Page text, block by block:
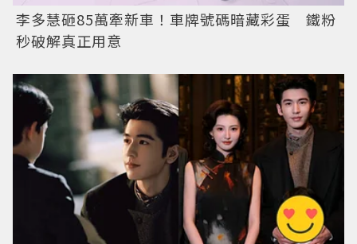
李多慧砸85萬牽新車！車牌號碼暗藏彩蛋 鐵粉
秒破解真正用意